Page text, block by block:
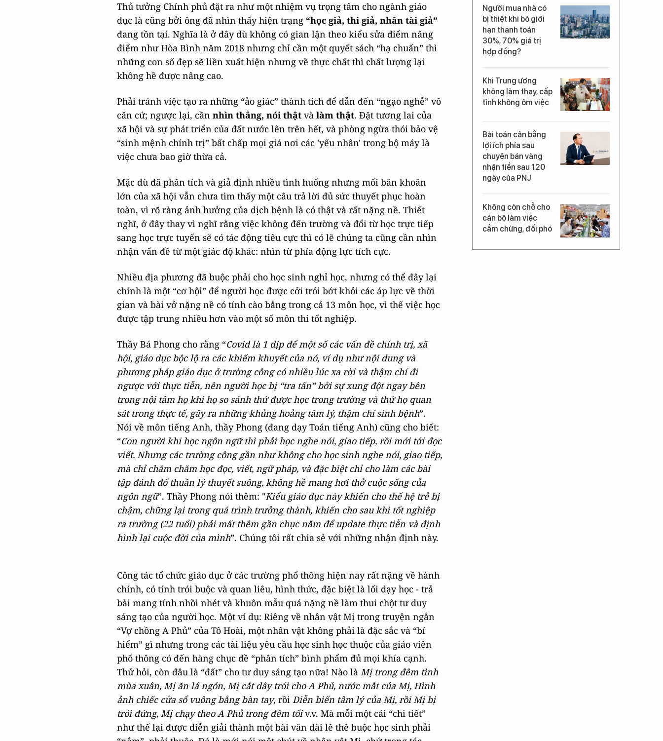
Thủ tưởng Chính phủ đặt ra như một nhiệm vụ trọng tâm cho ngành giáo
dục là cũng bởi ông đã nhìn thấy hiện trạng “học giả, thi giả, nhân tài giả”
đang tồn tại. Nghĩa là ở đây dù không có gian lận theo kiểu sửa điểm nâng
điểm như Hòa Bình năm 2018 nhưng chỉ cần một quyết sách “hạ chuẩn” thì
những con số đẹp sẽ liền xuất hiện nhưng về thực chất thì chất lượng lại
không hề được nâng cao.
Phải tránh việc tạo ra những “ảo giác” thành tích để dẫn đến “ngạo nghễ” vô
căn cứ; ngược lại, cần nhìn thẳng, nói thật và làm thật. Đặt tương lai của
xã hội và sự phát triển của đất nước lên trên hết, và phòng ngừa thói bảo vệ
“sinh mệnh chính trị” bất chấp mọi giá nơi các 'yếu nhân' trong bộ máy là
việc chưa bao giờ thừa cả.
Mặc dù đã phân tích và giả định nhiều tình huống nhưng mối băn khoăn
lớn của xã hội vẫn chưa tìm thấy một câu trả lời đủ sức thuyết phục hoàn
toàn, vì rõ ràng ảnh hưởng của dịch bệnh là có thật và rất nặng nề. Thiết
nghĩ, ở đây thay vì nghĩ rằng việc không đến trường và đổi từ học trực tiếp
sang học trực tuyến sẽ có tác động tiêu cực thì có lẽ chúng ta cũng cần nhìn
nhận vấn đề từ một giác độ khác: nhìn từ phía động lực tích cực.
Nhiều địa phương đã buộc phải cho học sinh nghỉ học, nhưng có thể đây lại
chính là một “cơ hội” để người học được cởi trói bớt khỏi các áp lực về thời
gian và bài vở nặng nề có tính cào bằng trong cả 13 môn học, vì thế việc học
được tập trung nhiều hơn vào một số môn thi tốt nghiệp.
Thầy Bá Phong cho rằng “Covid là 1 dịp để một số các vấn đề chính trị, xã
hội, giáo dục bộc lộ ra các khiếm khuyết của nó, ví dụ như nội dung và
phương pháp giáo dục ở trường công có nhiều lúc xa rời và thậm chí đi
ngược với thực tiễn, nên người học bị “tra tấn” bởi sự xung đột ngay bên
trong nội tâm họ khi họ so sánh thứ được học trong trường và thứ họ quan
sát trong thực tế, gây ra những khủng hoảng tâm lý, thậm chí sinh bệnh”.
Nói về môn tiếng Anh, thầy Phong (đang dạy Toán tiếng Anh) cũng cho biết:
“Con người khi học ngôn ngữ thì phải học nghe nói, giao tiếp, rồi mới tới đọc
viết. Nhưng các trường công gần như không cho học sinh nghe nói, giao tiếp,
mà chỉ chăm chăm học đọc, viết, ngữ pháp, và đặc biệt chỉ cho làm các bài
tập đánh đố thuần lý thuyết suông, không hề mang hơi thở cuộc sống của
ngôn ngữ”. Thầy Phong nói thêm: "Kiểu giáo dục này khiến cho thế hệ trẻ bị
chậm, chững lại trong quá trình trưởng thành, khiến cho sau khi tốt nghiệp
ra trường (22 tuổi) phải mất thêm gần chục năm để update thực tiễn và định
hình lại cuộc đời của mình”. Chúng tôi rất chia sẻ với những nhận định này.
Công tác tổ chức giáo dục ở các trường phổ thông hiện nay rất nặng về hành
chính, có tính trói buộc và quan liêu, hình thức, đặc biệt là lối dạy học - trả
bài mang tính nhồi nhét và khuôn mẫu quá nặng nề làm thui chột tư duy
sáng tạo của người học. Một ví dụ: Riêng về nhân vật Mị trong truyện ngắn
“Vợ chồng A Phủ” của Tô Hoài, một nhân vật không phải là đặc sắc và “bí
hiểm” gì nhưng trong các tài liệu yêu cầu học sinh học thuộc của giáo viên
phổ thông có đến hàng chục đề “phân tích” bình phẩm đủ mọi khía cạnh.
Thử hỏi, còn đâu là “đất” cho tư duy sáng tạo nữa! Nào là Mị trong đêm tình
mùa xuân, Mị ăn lá ngón, Mị cắt dây trói cho A Phủ, nước mắt của Mị, Hình
ảnh chiếc cửa sổ vuông bằng bàn tay, rồi Diễn biến tâm lý của Mị, rồi Mị bị
trói đứng, Mị chạy theo A Phủ trong đêm tốiv.v. Mà mỗi một cái “chi tiết”
như thế lại được diễn giải thành một bài văn dài lê thê buộc học sinh phải
Người mua nhà có
bị thiệt khi bỏ giới
hạn thanh toán
30%, 70% giá trị
hợp đồng?
Khi Trung ương
không làm thay, cấp
tỉnh không ôm việc
Bài toán cân bằng
lợi ích phía sau
chuyện bán vàng
nhận tiền sau 120
ngày của PNJ
Không còn chỗ cho
cán bộ làm việc
cầm chừng, đối phó